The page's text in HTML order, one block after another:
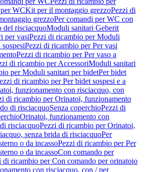
WCKit per il montaggio grezzoPezzi di
grezzoPer comandi per WC con
del risciacquoModuli sanitari Geberit
per vasiPezzi di ricambio per Moduli
Pezzi di ricambio per Per vasi
Pezzi di ricambio per Per vaso a
di ricambio per AccessoriModuli sanitari
per Moduli sanitari per bidetPer bidet
di ricambio per Per bidet sospesi e a
funzionamento con risciacquo, con
di ricambio per Orinatoi, funzionamento
di risciacquoSenza coperchioPezzi di
Orinatoi, funzionamento con
risciacquoPezzi di ricambio per Orinatoi,
senza brida di risciacquoPer
o da incassoPezzi di ricambio per Per
o da incassoCon comando per
di ricambio per Con comando per orinatoio
con risciacquo, con / per